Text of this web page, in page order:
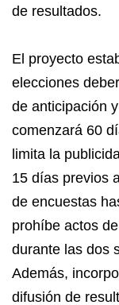
de resultados.
El proyecto
elecciones
de anticipación
comenzará 60
limita la
15 días previos
de encuestas
prohíbe actos
durante las dos
Además,
difusión de